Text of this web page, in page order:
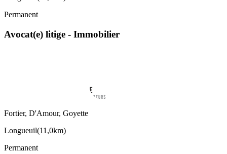
Permanent
Avocat(e) litige - Immobilier
Fortier, D'Amour, Goyette
Longueuil(11,0km)
Permanent